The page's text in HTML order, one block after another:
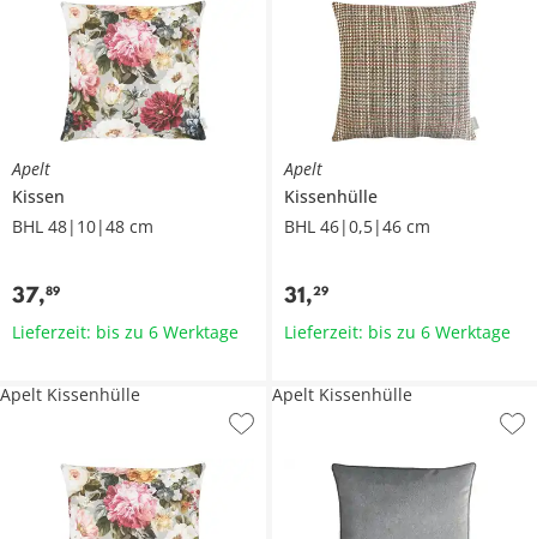
Apelt
Kissen
BHL 48|10|48 cm
37,89
Lieferzeit: bis zu 6 Werktage
Apelt
Kissenhülle
BHL 46|0,5|46 cm
31,29
Lieferzeit: bis zu 6 Werktage
Apelt Kissenhülle Apelt Kissenhülle